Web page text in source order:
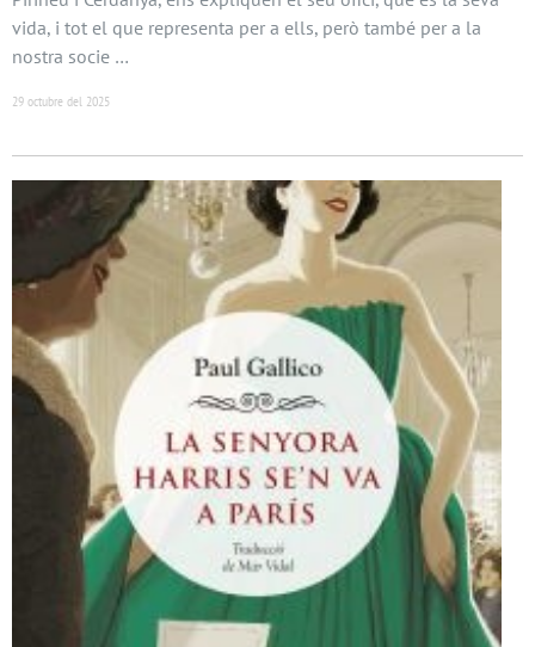
vida, i tot el que representa per a ells, però també per a la
nostra socie …
29 octubre del 2025